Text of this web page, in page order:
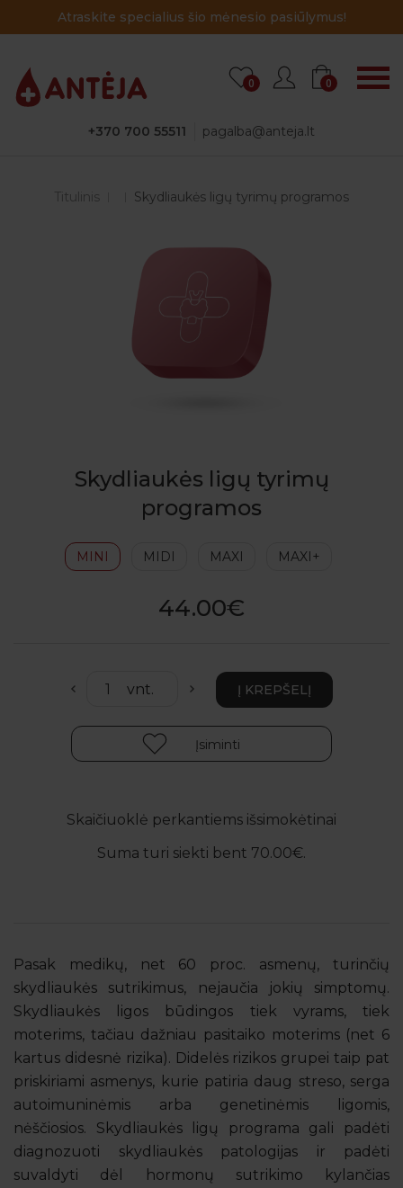
Atraskite specialius šio mėnesio pasiūlymus!
+370 700 55511 pagalba@anteja.lt
0 0
Titulinis Skydliaukės ligų tyrimų programos
Skydliaukės ligų tyrimų
programos
MINI MIDI MAXI MAXI+
44.00€
Įsiminti
Skaičiuoklė perkantiems išsimokėtinai
Suma turi siekti bent 70.00€.
Pasak medikų, net 60 proc. asmenų, turinčių
skydliaukės sutrikimus, nejaučia jokių simptomų.
Skydliaukės ligos būdingos tiek vyrams, tiek
moterims, tačiau dažniau pasitaiko moterims (net 6
kartus didesnė rizika). Didelės rizikos grupei taip pat
priskiriami asmenys, kurie patiria daug streso, serga
autoimuninėmis arba genetinėmis ligomis,
nėščiosios. Skydliaukės ligų programa gali padėti
diagnozuoti skydliaukės patologijas ir padėti
suvaldyti dėl hormonų sutrikimo kylančias